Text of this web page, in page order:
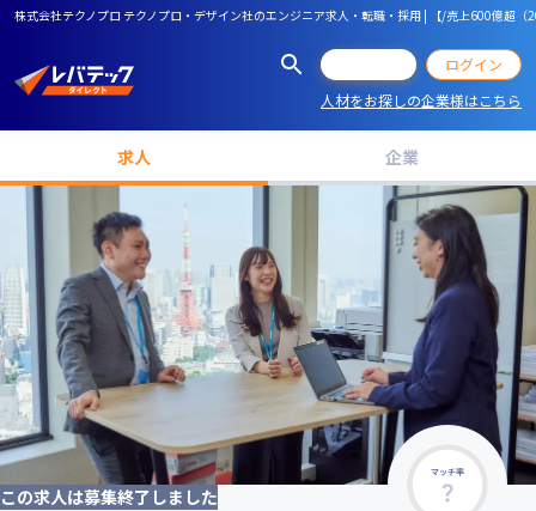
株式会社テクノプロ テクノプロ・デザイン社のエンジニア求人・転職・採用 | 【/売上600億超
ログイン
人材をお探しの企業様はこちら
求人 企業
マッチ率
この求人は募集終了しました